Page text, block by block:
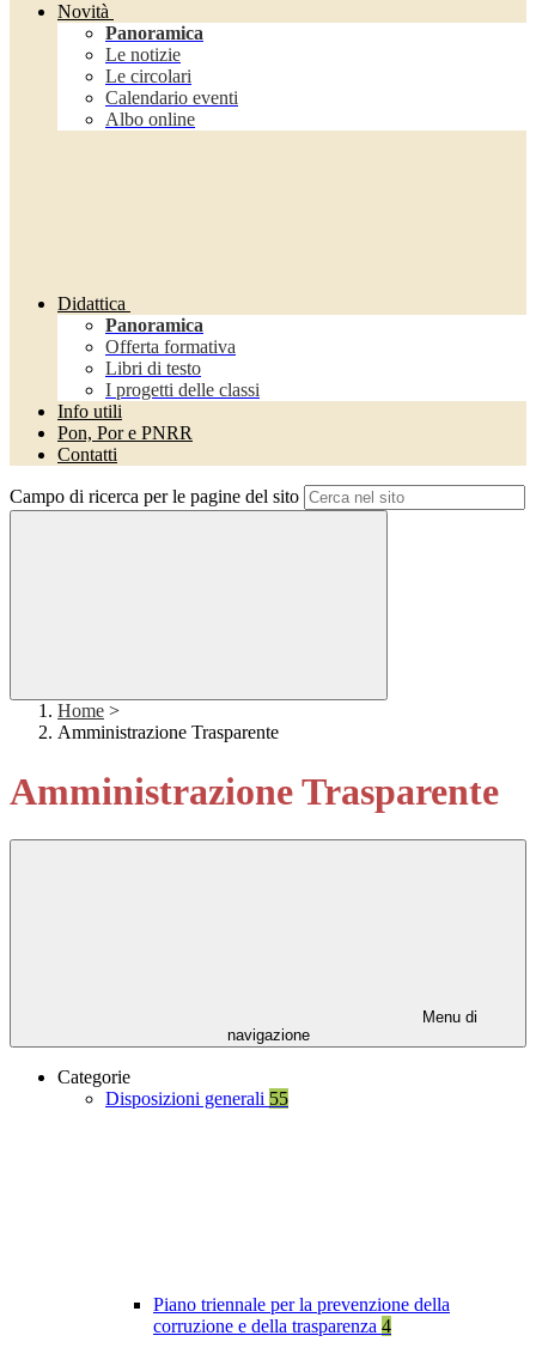
Novità
Panoramica
Le notizie
Le circolari
Calendario eventi
Albo online
Didattica
Panoramica
Offerta formativa
Libri di testo
I progetti delle classi
Info utili
Pon, Por e PNRR
Contatti
Campo di ricerca per le pagine del sito
Home >
Amministrazione Trasparente
Amministrazione Trasparente
Menu di
navigazione
Categorie
Disposizioni generali 55
Piano triennale per la prevenzione della
corruzione e della trasparenza 4